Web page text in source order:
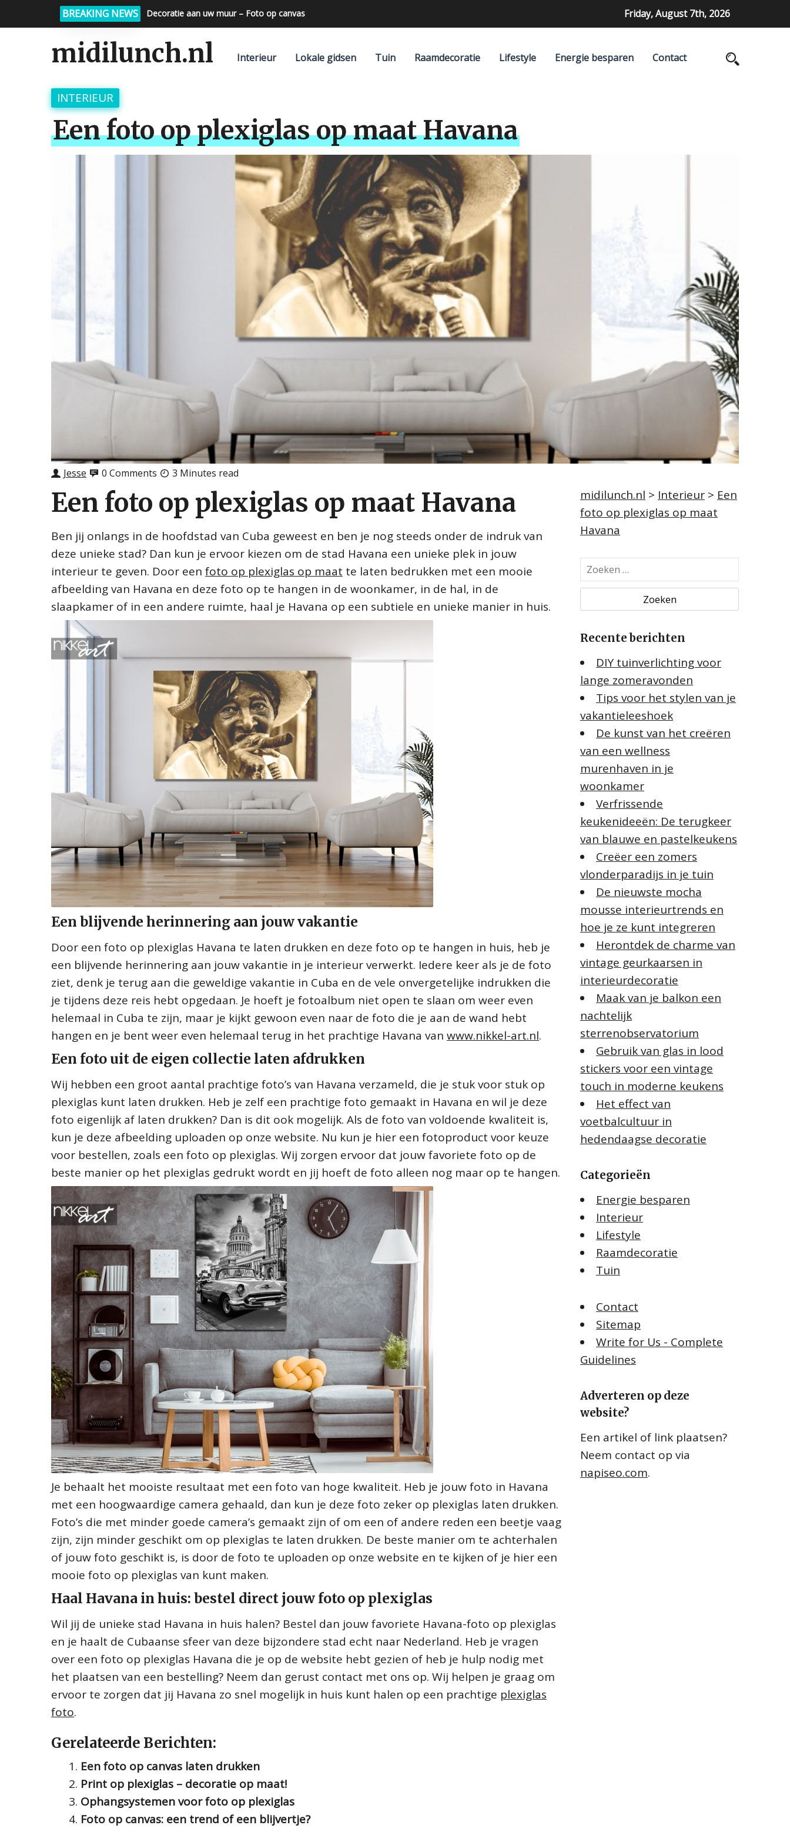
BREAKING NEWS Decoratie aan uw muur – Foto op canvas Friday, August 7th, 2026
midilunch.nl Interieur Lokale gidsen Tuin Raamdecoratie Lifestyle Energie besparen Contact
INTERIEUR
Een foto op plexiglas op maat Havana
Jesse 0 Comments 3 Minutes read
Een foto op plexiglas op maat Havana
Ben jij onlangs in de hoofdstad van Cuba geweest en ben je nog steeds onder de indruk van
deze unieke stad? Dan kun je ervoor kiezen om de stad Havana een unieke plek in jouw
interieur te geven. Door een foto op plexiglas op maat te laten bedrukken met een mooie
afbeelding van Havana en deze foto op te hangen in de woonkamer, in de hal, in de
slaapkamer of in een andere ruimte, haal je Havana op een subtiele en unieke manier in huis.
Een blijvende herinnering aan jouw vakantie
Door een foto op plexiglas Havana te laten drukken en deze foto op te hangen in huis, heb je
een blijvende herinnering aan jouw vakantie in je interieur verwerkt. Iedere keer als je de foto
ziet, denk je terug aan die geweldige vakantie in Cuba en de vele onvergetelijke indrukken die
je tijdens deze reis hebt opgedaan. Je hoeft je fotoalbum niet open te slaan om weer even
helemaal in Cuba te zijn, maar je kijkt gewoon even naar de foto die je aan de wand hebt
hangen en je bent weer even helemaal terug in het prachtige Havana van www.nikkel-art.nl.
Een foto uit de eigen collectie laten afdrukken
Wij hebben een groot aantal prachtige foto’s van Havana verzameld, die je stuk voor stuk op
plexiglas kunt laten drukken. Heb je zelf een prachtige foto gemaakt in Havana en wil je deze
foto eigenlijk af laten drukken? Dan is dit ook mogelijk. Als de foto van voldoende kwaliteit is,
kun je deze afbeelding uploaden op onze website. Nu kun je hier een fotoproduct voor keuze
voor bestellen, zoals een foto op plexiglas. Wij zorgen ervoor dat jouw favoriete foto op de
beste manier op het plexiglas gedrukt wordt en jij hoeft de foto alleen nog maar op te hangen.
Je behaalt het mooiste resultaat met een foto van hoge kwaliteit. Heb je jouw foto in Havana
met een hoogwaardige camera gehaald, dan kun je deze foto zeker op plexiglas laten drukken.
Foto’s die met minder goede camera’s gemaakt zijn of om een of andere reden een beetje vaag
zijn, zijn minder geschikt om op plexiglas te laten drukken. De beste manier om te achterhalen
of jouw foto geschikt is, is door de foto te uploaden op onze website en te kijken of je hier een
mooie foto op plexiglas van kunt maken.
Haal Havana in huis: bestel direct jouw foto op plexiglas
Wil jij de unieke stad Havana in huis halen? Bestel dan jouw favoriete Havana-foto op plexiglas
en je haalt de Cubaanse sfeer van deze bijzondere stad echt naar Nederland. Heb je vragen
over een foto op plexiglas Havana die je op de website hebt gezien of heb je hulp nodig met
het plaatsen van een bestelling? Neem dan gerust contact met ons op. Wij helpen je graag om
ervoor te zorgen dat jij Havana zo snel mogelijk in huis kunt halen op een prachtige plexiglas
foto.
Gerelateerde Berichten:
Een foto op canvas laten drukken
Print op plexiglas – decoratie op maat!
Ophangsystemen voor foto op plexiglas
Foto op canvas: een trend of een blijvertje?
midilunch.nl > Interieur > Een
foto op plexiglas op maat
Havana
o
k
n
a
a
r
:
Recente berichten
DIY tuinverlichting voor
lange zomeravonden
Tips voor het stylen van je
vakantieleeshoek
De kunst van het creëren
van een wellness
murenhaven in je
woonkamer
Verfrissende
keukenideeën: De terugkeer
van blauwe en pastelkeukens
Creëer een zomers
vlonderparadijs in je tuin
De nieuwste mocha
mousse interieurtrends en
hoe je ze kunt integreren
Herontdek de charme van
vintage geurkaarsen in
interieurdecoratie
Maak van je balkon een
nachtelijk
sterrenobservatorium
Gebruik van glas in lood
stickers voor een vintage
touch in moderne keukens
Het effect van
voetbalcultuur in
hedendaagse decoratie
Categorieën
Energie besparen
Interieur
Lifestyle
Raamdecoratie
Tuin
Contact
Sitemap
Write for Us - Complete
Guidelines
Adverteren op deze
website?
Een artikel of link plaatsen?
Neem contact op via
napiseo.com.